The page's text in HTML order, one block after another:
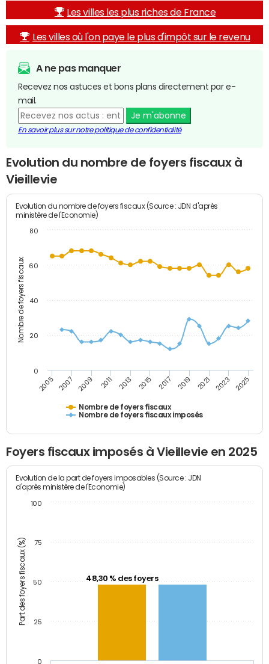
Les villes les plus riches de France
Les villes où l'on paye le plus d'impôt sur le revenu
A ne pas manquer
Recevez nos astuces et bons plans directement par e-
mail.
Je m'abonne
En savoir plus sur notre politique de confidentialité
Evolution du nombre de foyers fiscaux à
Vieillevie
Nombre de foyers fiscaux
Evolution du nombre de foyers fiscaux (Source : JDN d'après
ministère de l'Economie)
Nombre de foyers fiscaux
Nombre de foyers fiscaux imposés
2005 2007 2009 2011 2013 2015 2017 2019 2021 2023 2025
0
20
40
60
80
Foyers fiscaux imposés à Vieillevie en 2025
Part des foyers fiscaux (%)
Evolution de la part de foyers imposables (Source : JDN
d'après ministère de l'Economie)
48,30 % des foyers
0
25
50
75
100